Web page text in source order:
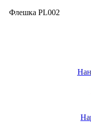
Флешка PL002